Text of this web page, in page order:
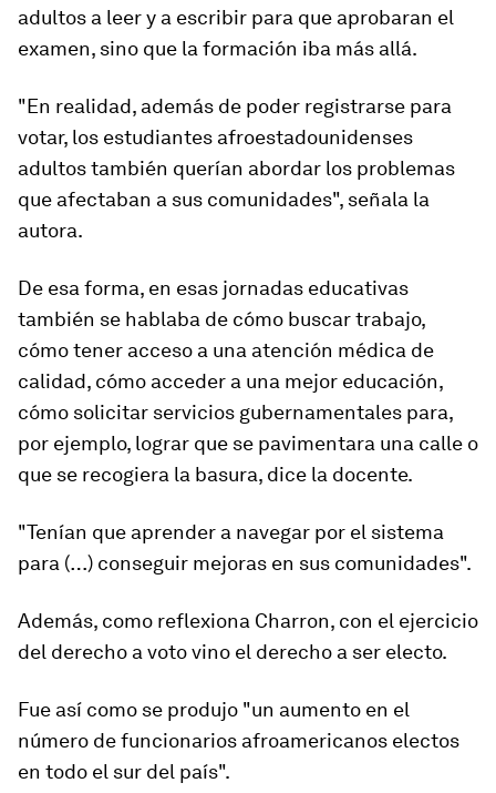
adultos a leer y a escribir para que aprobaran el
examen, sino que la formación iba más allá.
"En realidad, además de poder registrarse para
votar, los estudiantes afroestadounidenses
adultos también querían abordar los problemas
que afectaban a sus comunidades", señala la
autora.
De esa forma, en esas jornadas educativas
también se hablaba de cómo buscar trabajo,
cómo tener acceso a una atención médica de
calidad, cómo acceder a una mejor educación,
cómo solicitar servicios gubernamentales para,
por ejemplo, lograr que se pavimentara una calle o
que se recogiera la basura, dice la docente.
"Tenían que aprender a navegar por el sistema
para (…) conseguir mejoras en sus comunidades".
Además, como reflexiona Charron, con el ejercicio
del derecho a voto vino el derecho a ser electo.
Fue así como se produjo "un aumento en el
número de funcionarios afroamericanos electos
en todo el sur del país".